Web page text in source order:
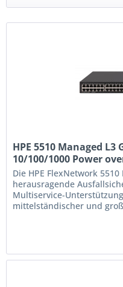
HPE 5510 Managed
10/100/1000 Power
(JH145A)
Die HPE FlexNetwork
herausragende
Multiservice-
mittelständischer und